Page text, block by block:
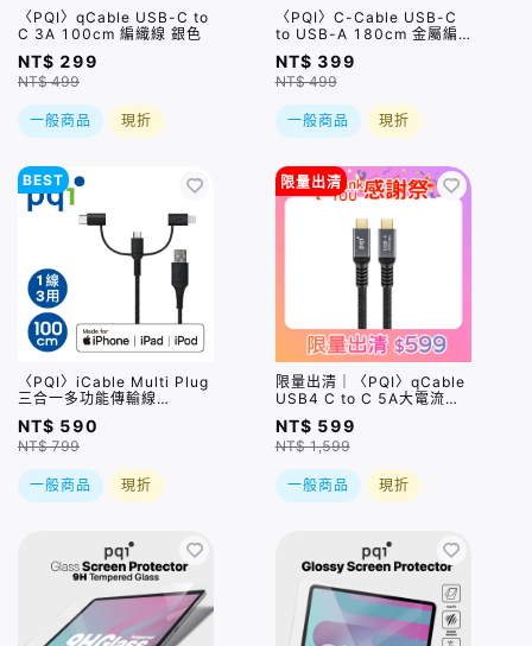
〈PQI〉qCable USB-C to
C 3A 100cm 編織線 銀色
NT$ 299
NT$ 499
一般商品 現折
〈PQI〉C-Cable USB-C
to USB-A 180cm 金屬編
織線 灰色
NT$ 399
NT$ 499
一般商品 現折
BEST
〈PQI〉iCable Multi Plug
三合一多功能傳輸線
100cm (Lightning、
Micro USB、USB-C)
NT$ 590
NT$ 799
一般商品 現折
限量出清
限量出清｜〈PQI〉qCable
USB4 C to C 5A大電流快
充傳輸線 (100cm) 盒損品
NT$ 599
NT$ 1,599
一般商品 現折